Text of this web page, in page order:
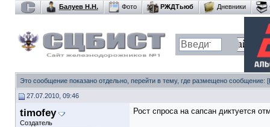
Балуев Н.Н. Фото РЖДТьюб Дневники
Это сообщение показано отдельно, перейти в тему, где размещено сообщение:
27.07.2010, 09:46
timofey
Создатель
Рост спроса на сапсан диктуется